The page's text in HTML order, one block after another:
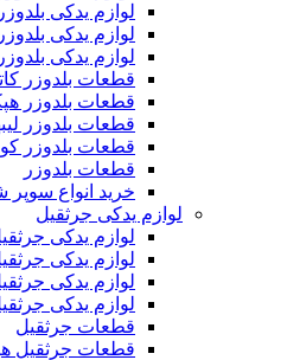
لوازم یدکی
لوازم یدکی
لوازم یدکی بلدوزر
قطعات بلدوزر
قطعات بلدوزر
قطعات بلدوزر
قطعات بلدوزر
قطعات بلدوزر
خرید انواع سوپر
لوازم یدکی جرثقیل
لوازم یدکی
لوازم یدکی
لوازم یدکی
لوازم یدکی
قطعات جرثقیل
قطعات جرثقیل